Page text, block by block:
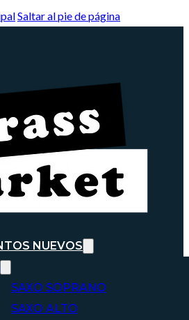
Saltar al pie de página
NUEVOS
SAXO SOPRANO
SAXO ALTO